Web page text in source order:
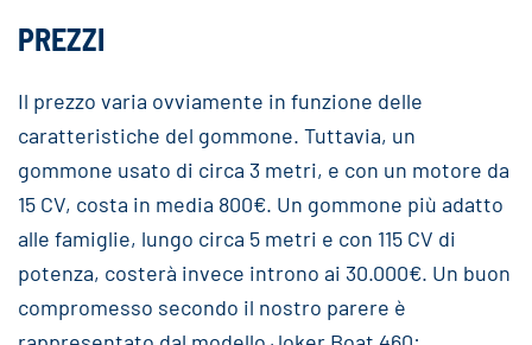
PREZZI
Il prezzo varia ovviamente in funzione delle
caratteristiche del gommone. Tuttavia, un
gommone usato di circa 3 metri, e con un motore da
15 CV, costa in media 800€. Un gommone più adatto
alle famiglie, lungo circa 5 metri e con 115 CV di
potenza, costerà invece introno ai 30.000€. Un buon
compromesso secondo il nostro parere è